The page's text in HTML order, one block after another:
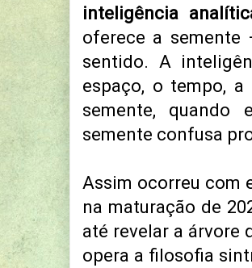
inteligência
oferece a
sentido. A
espaço, o tempo, a
semente, quando
semente confusa
Assim ocorreu com
na maturação de
até revelar a árvore
opera a filosofia